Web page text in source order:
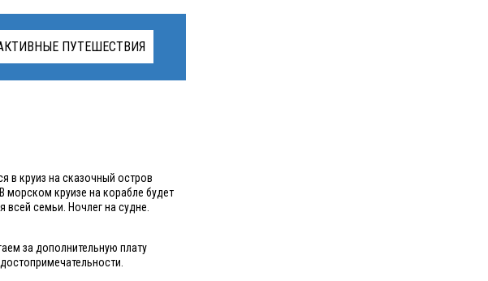
ПУТЕШЕСТВИЯ
в круиз на сказочный остров
морском круизе на корабле будет
семьи. Ночлег на судне.
за дополнительную плату